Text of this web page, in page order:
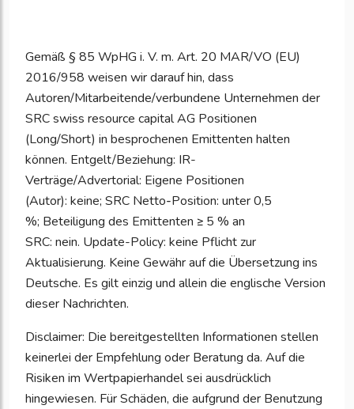
Gemäß § 85 WpHG i. V. m. Art. 20 MAR/VO (EU)
2016/958 weisen wir darauf hin, dass
Autoren/Mitarbeitende/verbundene Unternehmen der
SRC swiss resource capital AG Positionen
(Long/Short) in besprochenen Emittenten halten
können. Entgelt/Beziehung: IR-
Verträge/Advertorial: Eigene Positionen
(Autor): keine; SRC Netto-Position: unter 0,5
%; Beteiligung des Emittenten ≥ 5 % an
SRC: nein. Update-Policy: keine Pflicht zur
Aktualisierung. Keine Gewähr auf die Übersetzung ins
Deutsche. Es gilt einzig und allein die englische Version
dieser Nachrichten.
Disclaimer: Die bereitgestellten Informationen stellen
keinerlei der Empfehlung oder Beratung da. Auf die
Risiken im Wertpapierhandel sei ausdrücklich
hingewiesen. Für Schäden, die aufgrund der Benutzung